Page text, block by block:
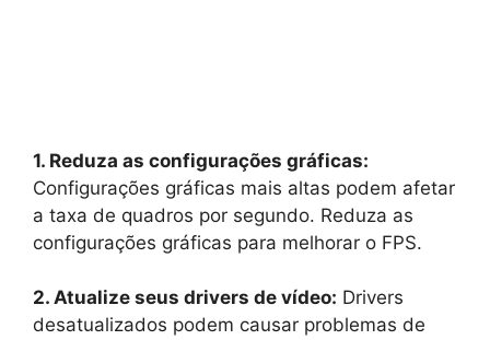
1. Reduza as configurações gráficas:
Configurações gráficas mais altas podem afetar
a taxa de quadros por segundo. Reduza as
configurações gráficas para melhorar o FPS.
2. Atualize seus drivers de vídeo: Drivers
desatualizados podem causar problemas de